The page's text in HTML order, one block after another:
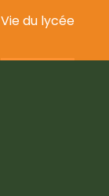
Vie du lycée